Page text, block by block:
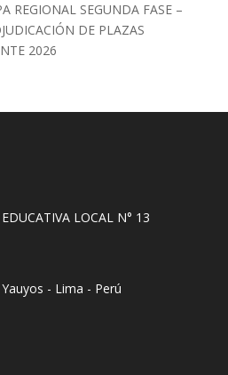
REGIONAL SEGUNDA FASE –
DE PLAZAS
2026
LOCAL N° 13
- Lima - Perú